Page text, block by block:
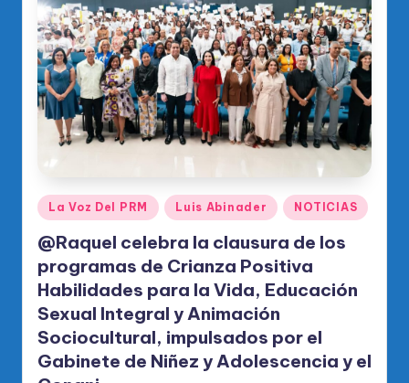
Publicado
en
La Voz Del PRM Luis Abinader NOTICIAS
@Raquel celebra la clausura de los
programas de Crianza Positiva
Habilidades para la Vida, Educación
Sexual Integral y Animación
Sociocultural, impulsados por el
Gabinete de Niñez y Adolescencia y el